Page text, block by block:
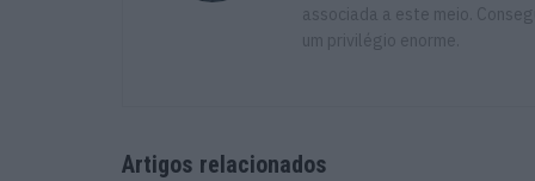
associada a este meio.
um privilégio enorme.
Artigos relacionados